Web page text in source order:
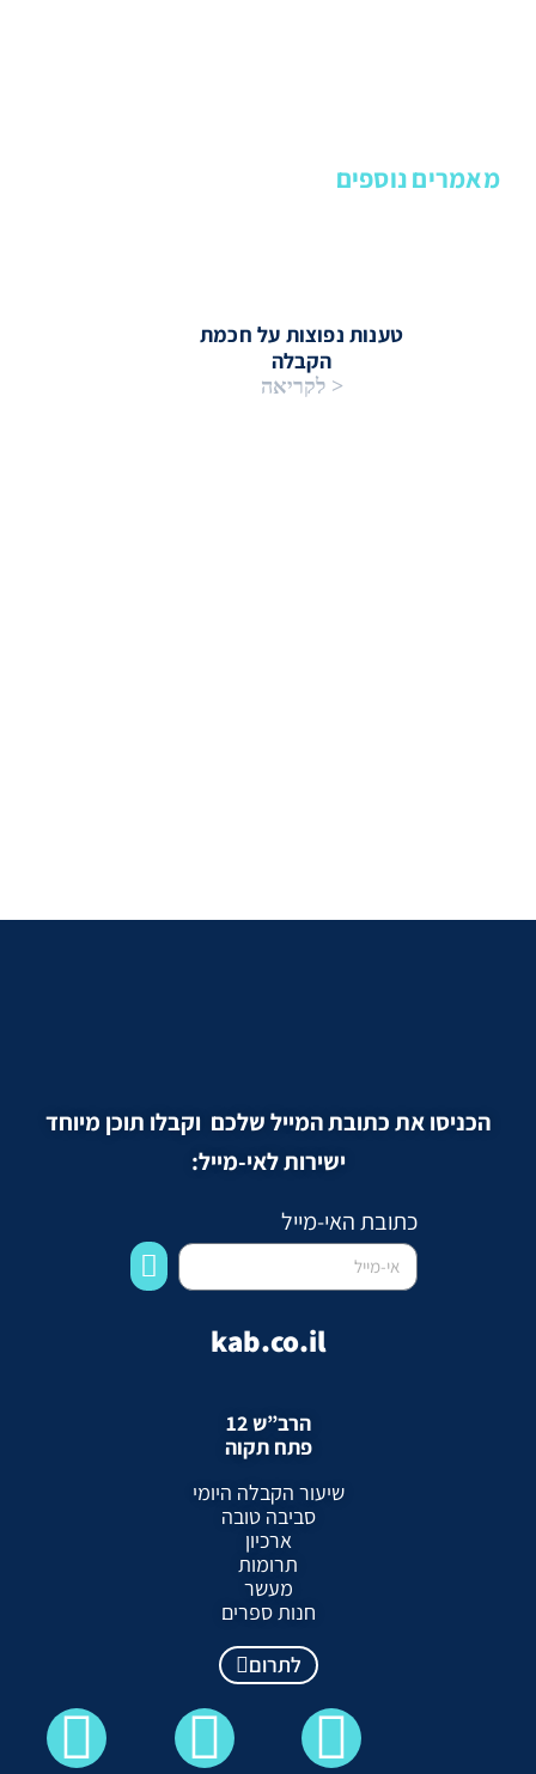
מאמרים נוספים
טענות נפוצות על חכמת
הקבלה
< לקריאה
הכניסו את כתובת המייל שלכם וקבלו תוכן מיוחד
ישירות לאי-מייל:
כתובת האי-מייל
kab.co.il
הרב”ש 12
פתח תקוה
שיעור הקבלה היומי
סביבה טובה
ארכיון
תרומות
מעשר
חנות ספרים
לתרום